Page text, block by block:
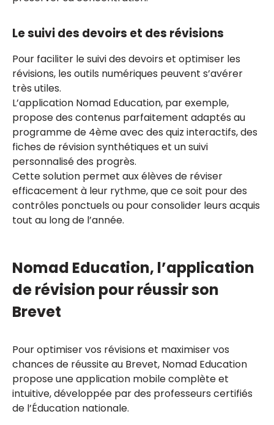
Le suivi des devoirs et des révisions
Pour faciliter le suivi des devoirs et optimiser les
révisions, les outils numériques peuvent s’avérer
très utiles.
L’application Nomad Education, par exemple,
propose des contenus parfaitement adaptés au
programme de 4ème avec des quiz interactifs, des
fiches de révision synthétiques et un suivi
personnalisé des progrès.
Cette solution permet aux élèves de réviser
efficacement à leur rythme, que ce soit pour des
contrôles ponctuels ou pour consolider leurs acquis
tout au long de l’année.
Nomad Education, l’application
de révision pour réussir son
Brevet
Pour optimiser vos révisions et maximiser vos
chances de réussite au Brevet, Nomad Education
propose une application mobile complète et
intuitive, développée par des professeurs certifiés
de l’Éducation nationale.